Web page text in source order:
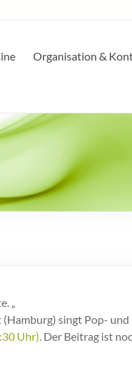
Organisation &
„
singt Pop- und
Uhr). Der Beitrag ist